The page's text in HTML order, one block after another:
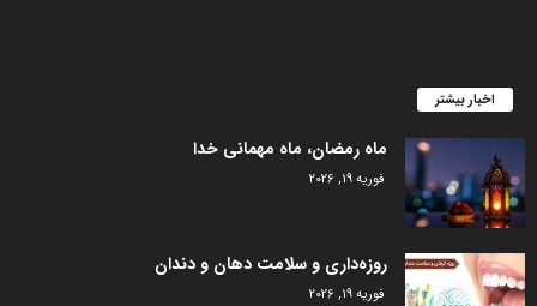
اخبار بیشتر
ماه رمضان، ماه مهمانی خدا
فوریه 19, 2026
روزه‌داری و سلامت دهان و دندان
فوریه 19, 2026